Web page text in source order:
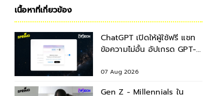
เนื้อหาที่เกี่ยวข้อง
ChatGPT เปิดให้ผู้ใช้ฟรี แชท
ข้อความไม่อั้น อัปเกรด GPT-
07 Aug 2026
Gen Z - Millennials ใน